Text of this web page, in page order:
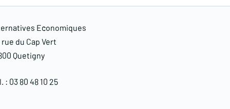
Economiques
rue du Cap Vert
Quetigny​
: 03 80 48 10 25